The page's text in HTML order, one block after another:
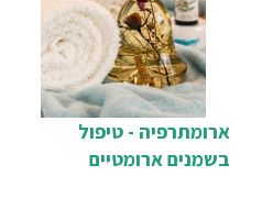
ארומתרפיה - טיפול
בשמנים ארומטיים